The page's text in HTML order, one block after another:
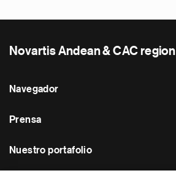
Novartis Andean & CAC region
Navegador
Prensa
Nuestro portafolio